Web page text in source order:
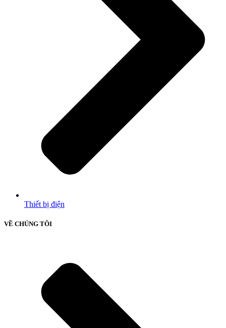
Thiết bị điện
VỀ CHÚNG TÔI